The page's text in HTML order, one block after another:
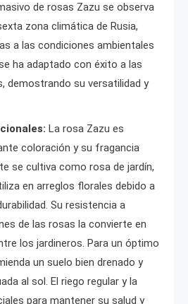
de rosas Zazu se observa
zona climática de Rusia,
a las condiciones ambientales
ha adaptado con éxito a las
demostrando su versatilidad y
La rosa Zazu es
coloración y su fragancia
se cultiva como rosa de jardín,
en arreglos florales debido a
Su resistencia a
de las rosas la convierte en
los jardineros. Para un óptimo
un suelo bien drenado y
al sol. El riego regular y la
para mantener su salud y